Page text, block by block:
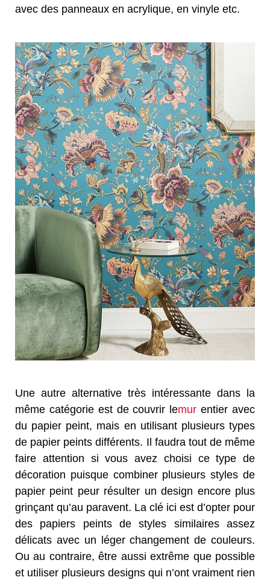
avec des panneaux en acrylique, en vinyle etc.
Une autre alternative très intéressante dans la
même catégorie est de couvrir lemur entier avec
du papier peint, mais en utilisant plusieurs types
de papier peints différents. Il faudra tout de même
faire attention si vous avez choisi ce type de
décoration puisque combiner plusieurs styles de
papier peint peur résulter un design encore plus
grinçant qu’au paravent. La clé ici est d’opter pour
des papiers peints de styles similaires assez
délicats avec un léger changement de couleurs.
Ou au contraire, être aussi extrême que possible
et utiliser plusieurs designs qui n’ont vraiment rien